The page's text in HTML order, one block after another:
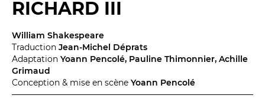
RICHARD III
William Shakespeare
Traduction Jean-Michel Déprats
Adaptation Yoann Pencolé, Pauline Thimonnier, Achille
Grimaud
Conception & mise en scène Yoann Pencolé